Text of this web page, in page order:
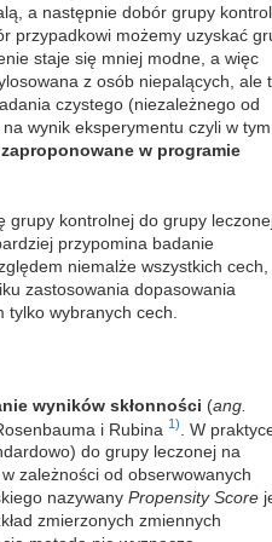
a następnie dobór grupy
przypadkowi możemy uzyskać
staje się mniej modne, a więc
z osób niepalących, ale
czystego (niezależnego od
wynik eksperymentu czyli w tym
w programie
grupy kontrolnej do grupy
przypomina badanie
niemalże wszystkich cech,
zastosowania dopasowania
wybranych cech.
wyników skłonności (ang.
i Rubina 1)
. W
do grupy leczonej na
zależności od obserwowanych
nazywany Propensity Score
zmierzonych zmiennych